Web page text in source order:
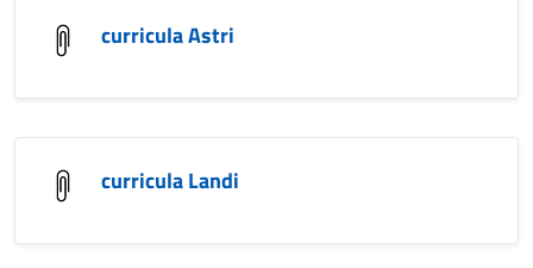
curricula Astri
curricula Landi